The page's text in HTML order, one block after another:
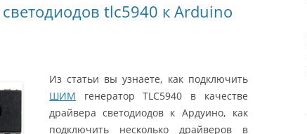
tlc5940 к Arduino
Из статьи вы узнаете, как подключить
ШИМ генератор TLC5940 в качестве
драйвера светодиодов к Ардуино, как
подключить несколько драйверов в